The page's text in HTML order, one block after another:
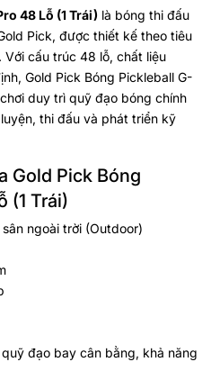
48 Lỗ (1 Trái) là bóng thi đấu
Pick, được thiết kế theo tiêu
Với cấu trúc 48 lỗ, chất liệu
Gold Pick Bóng Pickleball G-
duy trì quỹ đạo bóng chính
thi đấu và phát triển kỹ
Gold Pick Bóng
(1 Trái)
ngoài trời (Outdoor)
đạo bay cân bằng, khả năng